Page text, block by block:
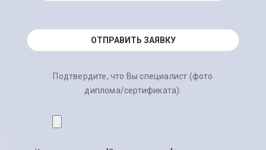
Подтвердите, что Вы специалист (фото
диплома/сертификата):